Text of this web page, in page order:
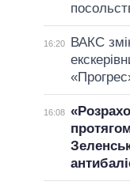
16:20
ВАКС
16:08